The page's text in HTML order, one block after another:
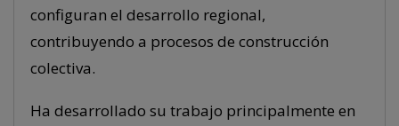
configuran el desarrollo regional,
contribuyendo a procesos de construcción
colectiva.
Ha desarrollado su trabajo principalmente en